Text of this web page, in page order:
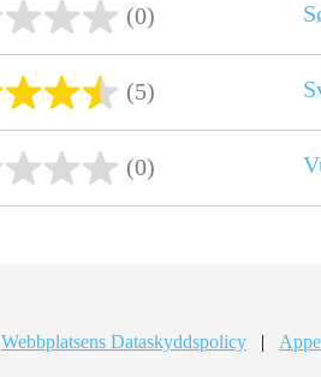
(0)
(5)
(0)
Webbplatsens Dataskyddspolicy |